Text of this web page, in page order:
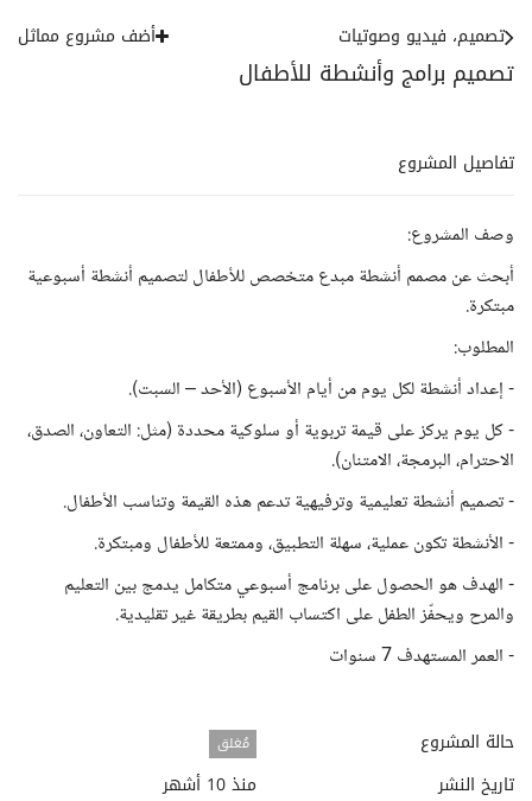
تصميم برامج وأنشطة للأطفال
تصميم، فيديو وصوتيات أضف مشروع مماثل
تفاصيل المشروع
وصف المشروع:
أبحث عن مصمم أنشطة مبدع متخصص للأطفال لتصميم أنشطة أسبوعية
مبتكرة.
المطلوب:
- إعداد أنشطة لكل يوم من أيام الأسبوع (الأحد – السبت).
- كل يوم يركز على قيمة تربوية أو سلوكية محددة (مثل: التعاون، الصدق،
الاحترام، البرمجة، الامتنان).
- تصميم أنشطة تعليمية وترفيهية تدعم هذه القيمة وتناسب الأطفال.
- الأنشطة تكون عملية، سهلة التطبيق، وممتعة للأطفال ومبتكرة.
- الهدف هو الحصول على برنامج أسبوعي متكامل يدمج بين التعليم
والمرح ويحفّز الطفل على اكتساب القيم بطريقة غير تقليدية.
- العمر المستهدف 7 سنوات
حالة المشروع مُغلق
تاريخ النشر
منذ 10 أشهر